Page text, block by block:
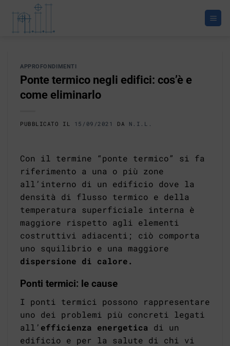
contenuti
APPROFONDIMENTI
Ponte termico negli edifici: cos’è e
come eliminarlo
PUBBLICATO IL 15/09/2021 DA N.I.L.
Con il termine “ponte termico” si fa
riferimento a una o più zone
all’interno di un edificio dove la
densità di flusso termico e della
temperatura superficiale interna è
maggiore rispetto agli elementi
costruttivi adiacenti; ciò comporta
uno squilibrio e una maggiore
dispersione di calore.
Ponti termici: le cause
I ponti termici possono rappresentare
uno dei problemi più concreti legati
all’ efficienza energetica di un
edificio e per la salute di chi vi